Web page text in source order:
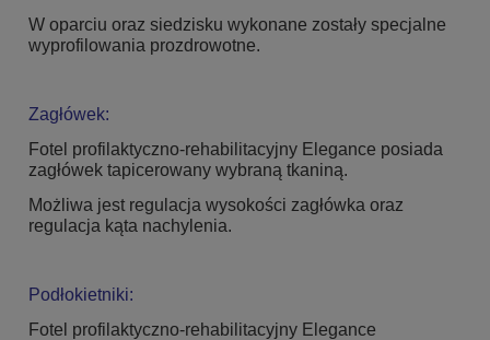
W oparciu oraz siedzisku wykonane zostały specjalne
wyprofilowania prozdrowotne.
Zagłówek:
Fotel profilaktyczno-rehabilitacyjny Elegance posiada
zagłówek tapicerowany wybraną tkaniną.
Możliwa jest regulacja wysokości zagłówka oraz
regulacja kąta nachylenia.
Podłokietniki:
Fotel profilaktyczno-rehabilitacyjny Elegance